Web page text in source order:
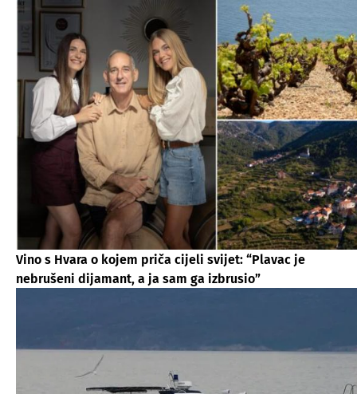
Vino s Hvara o kojem priča cijeli svijet: “Plavac je
nebrušeni dijamant, a ja sam ga izbrusio”